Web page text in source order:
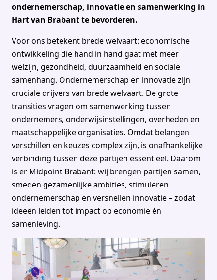
ondernemerschap, innovatie en samenwerking in
Hart van Brabant te bevorderen.
Voor ons betekent brede welvaart: economische
ontwikkeling die hand in hand gaat met meer
welzijn, gezondheid, duurzaamheid en sociale
samenhang. Ondernemerschap en innovatie zijn
cruciale drijvers van brede welvaart. De grote
transities vragen om samenwerking tussen
ondernemers, onderwijsinstellingen, overheden en
maatschappelijke organisaties. Omdat belangen
verschillen en keuzes complex zijn, is onafhankelijke
verbinding tussen deze partijen essentieel. Daarom
is er Midpoint Brabant: wij brengen partijen samen,
smeden gezamenlijke ambities, stimuleren
ondernemerschap en versnellen innovatie – zodat
ideeën leiden tot impact op economie én
samenleving.